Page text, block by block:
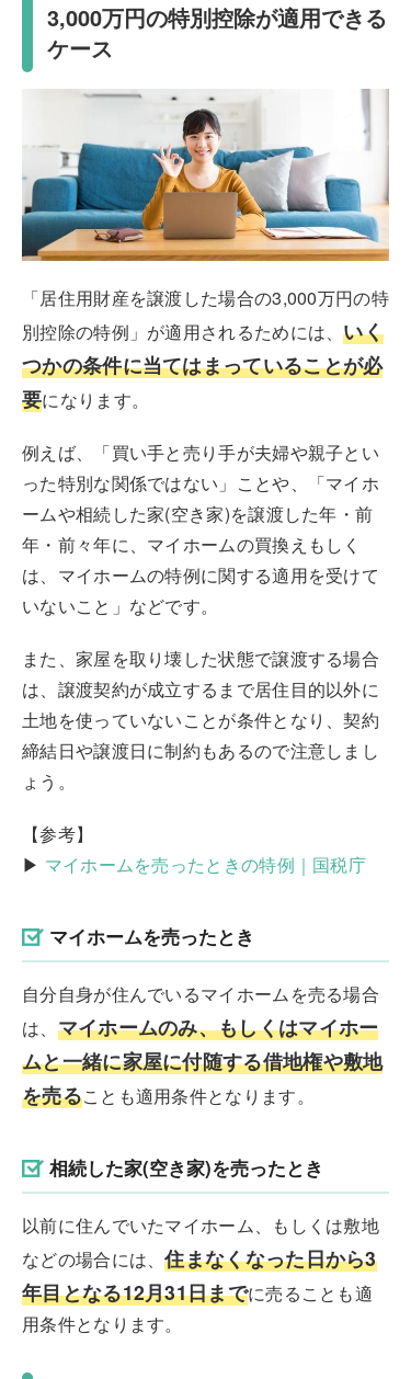
3,000万円の特別控除が適用できる
ケース
「居住用財産を譲渡した場合の3,000万円の特
別控除の特例」が適用されるためには、いく
つかの条件に当てはまっていることが必
要になります。
例えば、「買い手と売り手が夫婦や親子とい
った特別な関係ではない」ことや、「マイホ
ームや相続した家(空き家)を譲渡した年・前
年・前々年に、マイホームの買換えもしく
は、マイホームの特例に関する適用を受けて
いないこと」などです。
また、家屋を取り壊した状態で譲渡する場合
は、譲渡契約が成立するまで居住目的以外に
土地を使っていないことが条件となり、契約
締結日や譲渡日に制約もあるので注意しまし
ょう。
【参考】
▶ マイホームを売ったときの特例｜国税庁
マイホームを売ったとき
自分自身が住んでいるマイホームを売る場合
は、 マイホームのみ、もしくはマイホー
ムと一緒に家屋に付随する借地権や敷地
を売ることも適用条件となります。
相続した家(空き家)を売ったとき
以前に住んでいたマイホーム、もしくは敷地
などの場合には、住まなくなった日から3
年目となる12月31日までに売ることも適
用条件となります。